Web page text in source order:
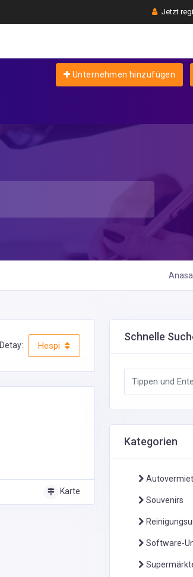
Jetzt
Unternehmen hinzufügen
Detay: Hespi
Karte
Schnelle
Kategorien
Souvenirs
Software-